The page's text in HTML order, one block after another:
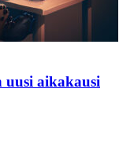
aikakausi